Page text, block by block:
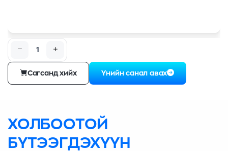
Сагсанд хийх Үнийн санал авах
ХОЛБООТОЙ
БҮТЭЭГДЭХҮҮН